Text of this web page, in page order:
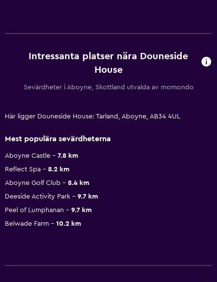
Intressanta platser nära Douneside
House
Sevärdheter i Aboyne, Skottland utvalda av momondo
Här ligger Douneside House: Tarland, Aboyne, AB34 4UL
Mest populära sevärdheterna
Aboyne Castle
7.8 km
Reflect Spa
8.2 km
Aboyne Golf Club
8.4 km
Deeside Activity Park
9.7 km
Peel of Lumphanan
9.7 km
Belwade Farm
10.2 km